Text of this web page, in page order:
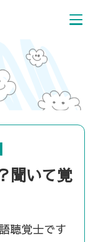
聞いて覚
聴覚士です